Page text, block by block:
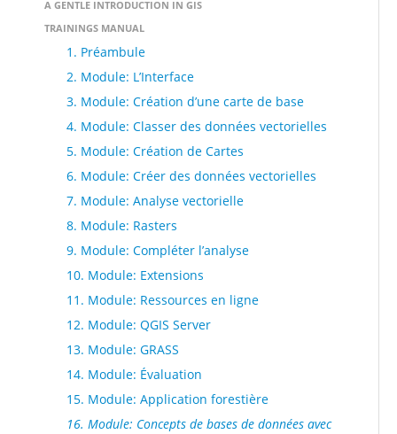
A GENTLE INTRODUCTION IN GIS
TRAININGS MANUAL
1. Préambule
2. Module: L’Interface
3. Module: Création d’une carte de base
4. Module: Classer des données vectorielles
5. Module: Création de Cartes
6. Module: Créer des données vectorielles
7. Module: Analyse vectorielle
8. Module: Rasters
9. Module: Compléter l’analyse
10. Module: Extensions
11. Module: Ressources en ligne
12. Module: QGIS Server
13. Module: GRASS
14. Module: Évaluation
15. Module: Application forestière
16. Module: Concepts de bases de données avec